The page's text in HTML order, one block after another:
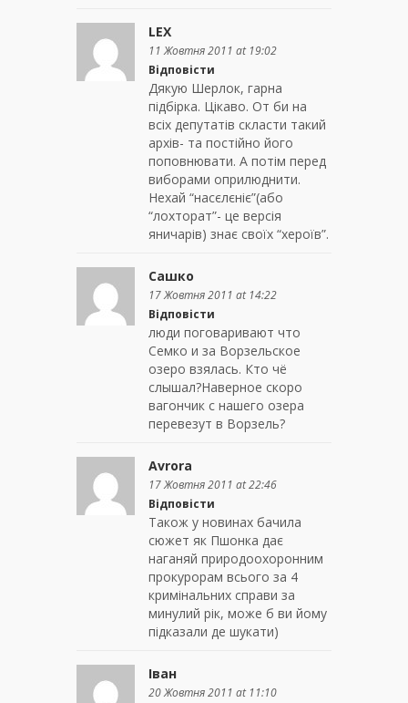
LEX
11 Жовтня 2011 at 19:02
Відповісти
Дякую Шерлок, гарна
підбірка. Цікаво. От би на
всіх депутатів скласти такий
архів- та постійно його
поповнювати. А потім перед
виборами оприлюднити.
Нехай “насєлєніє”(або
“лохторат”- це версія
яничарів) знає своїх “хероїв”.
Сашко
17 Жовтня 2011 at 14:22
Відповісти
люди поговаривают что
Семко и за Ворзельское
озеро взялась. Кто чё
слышал?Наверное скоро
вагончик с нашего озера
перевезут в Ворзель?
Avrora
17 Жовтня 2011 at 22:46
Відповісти
Також у новинах бачила
сюжет як Пшонка дає
наганяй природоохоронним
прокурорам всього за 4
кримінальних справи за
минулий рік, може б ви йому
підказали де шукати)
Іван
20 Жовтня 2011 at 11:10